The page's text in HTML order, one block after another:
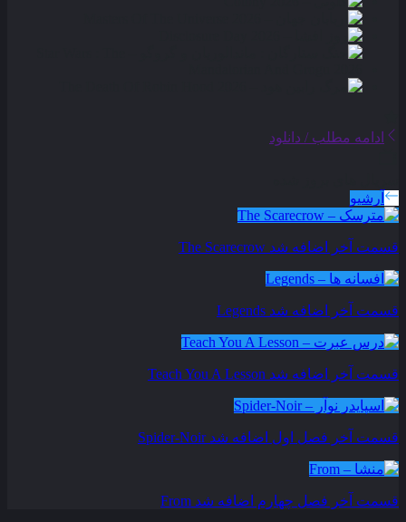
ادامه مطلب / دانلود
آرشیو
قسمت آخر اضافه شد The Scarecrow
قسمت آخر اضافه شد Legends
قسمت آخر اضافه شد Teach You A Lesson
قسمت آخر فصل اول اضافه شد Spider-Noir
قسمت آخر فصل چهارم اضافه شد From